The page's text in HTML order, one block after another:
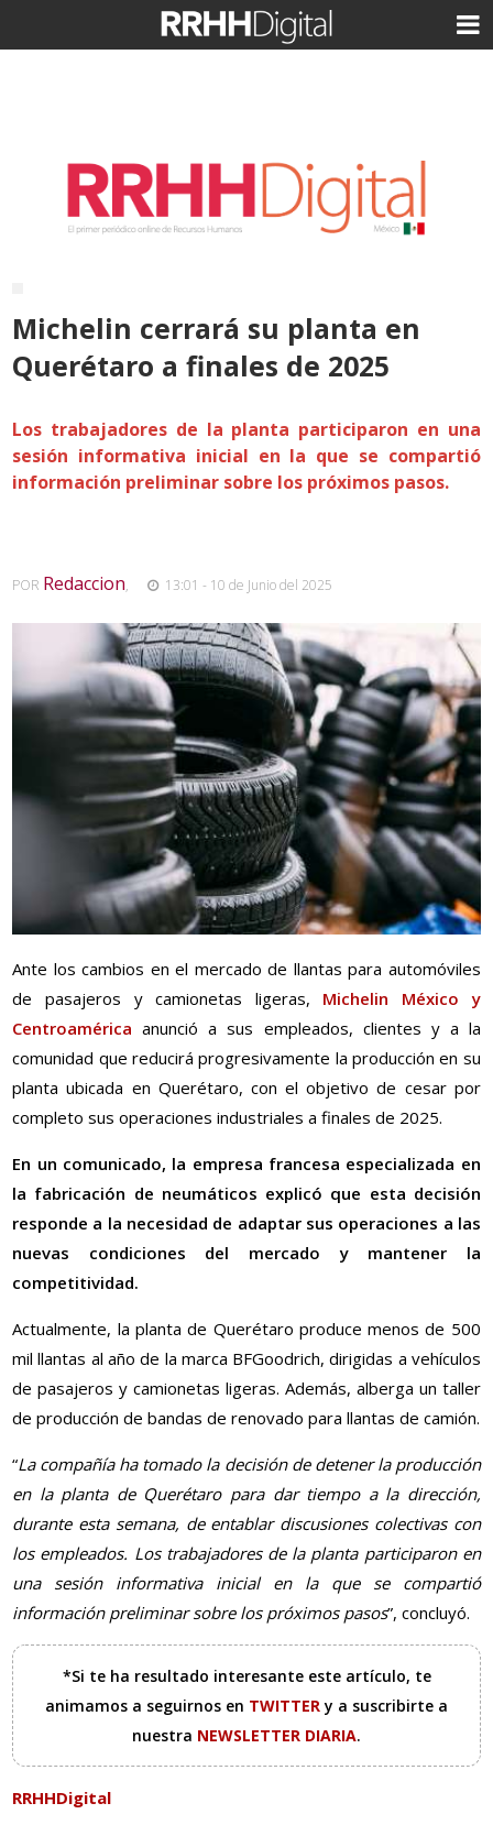
Michelin cerrará su planta en
Querétaro a finales de 2025
Los trabajadores de la planta participaron en una
sesión informativa inicial en la que se compartió
información preliminar sobre los próximos pasos.
POR Redaccion, 13:01 - 10 de Junio del 2025
Ante los cambios en el mercado de llantas para automóviles
de pasajeros y camionetas ligeras, Michelin México y
Centroamérica anunció a sus empleados, clientes y a la
comunidad que reducirá progresivamente la producción en su
planta ubicada en Querétaro, con el objetivo de cesar por
completo sus operaciones industriales a finales de 2025.
En un comunicado, la empresa francesa especializada en
la fabricación de neumáticos explicó que esta decisión
responde a la necesidad de adaptar sus operaciones a las
nuevas condiciones del mercado y mantener la
competitividad.
Actualmente, la planta de Querétaro produce menos de 500
mil llantas al año de la marca BFGoodrich, dirigidas a vehículos
de pasajeros y camionetas ligeras. Además, alberga un taller
de producción de bandas de renovado para llantas de camión.
“La compañía ha tomado la decisión de detener la producción
en la planta de Querétaro para dar tiempo a la dirección,
durante esta semana, de entablar discusiones colectivas con
los empleados. Los trabajadores de la planta participaron en
una sesión informativa inicial en la que se compartió
información preliminar sobre los próximos pasos”, concluyó.
*Si te ha resultado interesante este artículo, te
animamos a seguirnos en TWITTERy a suscribirte a
nuestra NEWSLETTER DIARIA.
RRHHDigital